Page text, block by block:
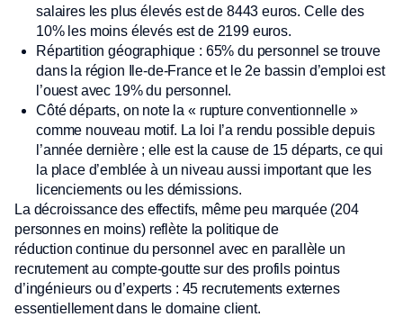
salaires les plus élevés est de 8443 euros. Celle des
10% les moins élevés est de 2199 euros.
Répartition géographique : 65% du personnel se trouve
dans la région Ile-de-France et le 2e bassin d’emploi est
l’ouest avec 19% du personnel.
Côté départs, on note la « rupture conventionnelle »
comme nouveau motif. La loi l’a rendu possible depuis
l’année dernière ; elle est la cause de 15 départs, ce qui
la place d’emblée à un niveau aussi important que les
licenciements ou les démissions.
La décroissance des effectifs, même peu marquée (204
personnes en moins) reflète la politique de
réduction continue du personnel avec en parallèle un
recrutement au compte-goutte sur des profils pointus
d’ingénieurs ou d’experts : 45 recrutements externes
essentiellement dans le domaine client.